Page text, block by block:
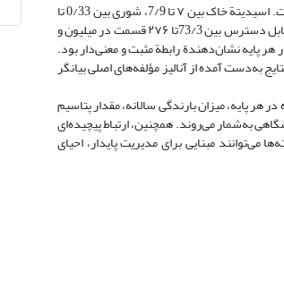
نتایج آزمایش خاک در رویشگاه‌های مورد بررسی نشان از متفاوت بودن خصوصیات خاک در پنج رویشگاه مورد بررسی داشت. اسیدیتة خاک بین ۷ تا 7/9، شوری بین 0/33 تا
0/73 میکروزیمنس بر سانتی‌متر، درصد آهک بین بین 0/93 وتا 1/87، فسفر قابل دسترس بین 7/1 تا ۱۹ قسمت در میلیون، پتاسیم قابل دسترس بین 73/3تا ۲۷۶ قسمت در میلیون و
در هر پایه نشان‌دهندة رابطة مثبت و معنی‌دار بود.
به‌دست آمده از آنالیز مؤلفه‌های اصلی بیانگر
هر پایه، میزان بارندگی سالانه، مقدار پتاسیم
به‌شمار می‌روند. همچنین، ارتباط پیچیده‌ای
مبنایی برای مدیریت پایدار، احیای